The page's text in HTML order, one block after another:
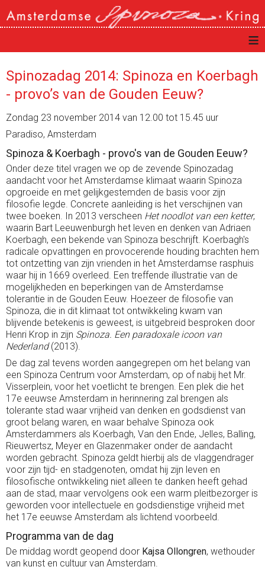
≡
Spinozadag 2014: Spinoza en Koerbagh
- provo’s van de Gouden Eeuw?
Zondag 23 november 2014 van 12.00 tot 15.45 uur
Paradiso, Amsterdam
Spinoza & Koerbagh - provo's van de Gouden Eeuw?
Onder deze titel vragen we op de zevende Spinozadag
aandacht voor het Amsterdamse klimaat waarin Spinoza
opgroeide en met gelijkgestemden de basis voor zijn
filosofie legde. Concrete aanleiding is het verschijnen van
twee boeken. In 2013 verscheen Het noodlot van een ketter,
waarin Bart Leeuwenburgh het leven en denken van Adriaen
Koerbagh, een bekende van Spinoza beschrijft. Koerbagh's
radicale opvattingen en provocerende houding brachten hem
tot ontzetting van zijn vrienden in het Amsterdamse rasphuis
waar hij in 1669 overleed. Een treffende illustratie van de
mogelijkheden en beperkingen van de Amsterdamse
tolerantie in de Gouden Eeuw. Hoezeer de filosofie van
Spinoza, die in dit klimaat tot ontwikkeling kwam van
blijvende betekenis is geweest, is uitgebreid besproken door
Henri Krop in zijn Spinoza. Een paradoxale icoon van
Nederland(2013).
De dag zal tevens worden aangegrepen om het belang van
een Spinoza Centrum voor Amsterdam, op of nabij het Mr.
Visserplein, voor het voetlicht te brengen. Een plek die het
17e eeuwse Amsterdam in herinnering zal brengen als
tolerante stad waar vrijheid van denken en godsdienst van
groot belang waren, en waar behalve Spinoza ook
Amsterdammers als Koerbagh, Van den Ende, Jelles, Balling,
Rieuwertsz, Meyer en Glazenmaker onder de aandacht
worden gebracht. Spinoza geldt hierbij als de vlaggendrager
voor zijn tijd- en stadgenoten, omdat hij zijn leven en
filosofische ontwikkeling niet alleen te danken heeft gehad
aan de stad, maar vervolgens ook een warm pleitbezorger is
geworden voor intellectuele en godsdienstige vrijheid met
het 17e eeuwse Amsterdam als lichtend voorbeeld.
Programma van de dag
De middag wordt geopend door Kajsa Ollongren, wethouder
van kunst en cultuur van Amsterdam.